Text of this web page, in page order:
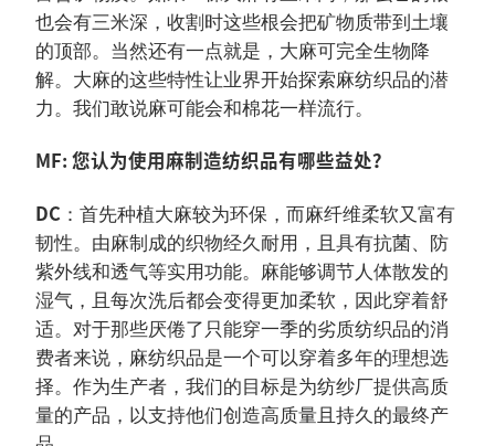
也会有三米深，收割时这些根会把矿物质带到土壤
的顶部。当然还有一点就是，大麻可完全生物降
解。大麻的这些特性让业界开始探索麻纺织品的潜
力。我们敢说麻可能会和棉花一样流行。
MF: 您认为使用麻制造纺织品有哪些益处？
DC ：首先种植大麻较为环保，而麻纤维柔软又富有
韧性。由麻制成的织物经久耐用，且具有抗菌、防
紫外线和透气等实用功能。麻能够调节人体散发的
湿气，且每次洗后都会变得更加柔软，因此穿着舒
适。对于那些厌倦了只能穿一季的劣质纺织品的消
费者来说，麻纺织品是一个可以穿着多年的理想选
择。作为生产者，我们的目标是为纺纱厂提供高质
量的产品，以支持他们创造高质量且持久的最终产